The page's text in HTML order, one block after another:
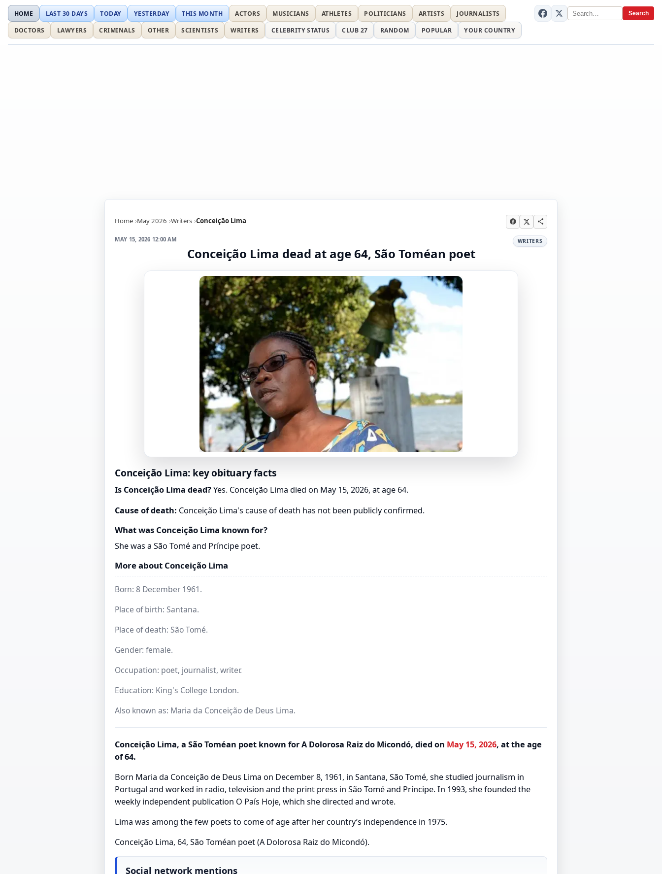
Search
HOME LAST 30 DAYS TODAY YESTERDAY THIS MONTH ACTORS MUSICIANS ATHLETES POLITICIANS ARTISTS
JOURNALISTS
DOCTORS
LAWYERS CRIMINALS OTHER SCIENTISTS WRITERS CELEBRITY STATUS CLUB 27 RANDOM POPULAR YOUR COUNTRY
Home May 2026 Writers Conceição Lima
MAY 15, 2026 12:00 AM WRITERS
Conceição Lima dead at age 64, São Toméan poet
Conceição Lima: key obituary facts
Is Conceição Lima dead?Yes. Conceição Lima died on May 15, 2026, at age 64.
Cause of death: Conceição Lima's cause of death has not been publicly confirmed.
What was Conceição Lima known for?
She was a São Tomé and Príncipe poet.
More about Conceição Lima
Born: 8 December 1961.
Place of birth: Santana.
Place of death: São Tomé.
Gender: female.
Occupation: poet, journalist, writer.
Education: King's College London.
Also known as: Maria da Conceição de Deus Lima.
Conceição Lima, a São Toméan poet known for A Dolorosa Raiz do Micondó, died on May 15, 2026, at the age
of 64.
Born Maria da Conceição de Deus Lima on December 8, 1961, in Santana, São Tomé, she studied journalism in
Portugal and worked in radio, television and the print press in São Tomé and Príncipe. In 1993, she founded the
weekly independent publication O País Hoje, which she directed and wrote.
Lima was among the few poets to come of age after her country’s independence in 1975.
Conceição Lima, 64, São Toméan poet (A Dolorosa Raiz do Micondó).
Social network mentions